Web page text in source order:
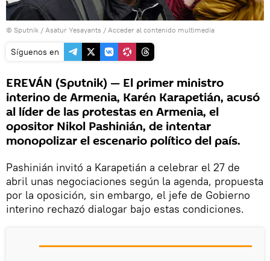
© Sputnik / Asatur Yesayants / Acceder al contenido multimedia
Síguenos en
EREVÁN (Sputnik) — El primer ministro
interino de Armenia, Karén Karapetián, acusó
al líder de las protestas en Armenia, el
opositor Nikol Pashinián, de intentar
monopolizar el escenario político del país.
Pashinián invitó a Karapetián a celebrar el 27 de
abril unas negociaciones según la agenda, propuesta
por la oposición, sin embargo, el jefe de Gobierno
interino rechazó dialogar bajo estas condiciones.